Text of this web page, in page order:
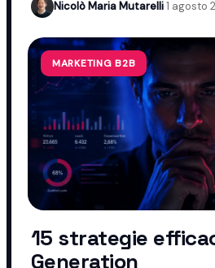
Nicolò Maria Mutarelli·1 agosto
MARKETING B2B
15 strategie
Generation